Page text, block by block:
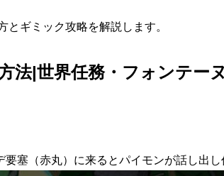
ギミック攻略を解説します。
法|世界任務・フォンテー
塞（赤丸）に来るとパイモンが話し出し